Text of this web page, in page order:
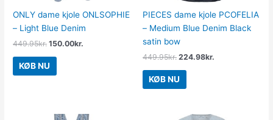
ONLY dame kjole ONLSOPHIE
– Light Blue Denim
449.95kr. 150.00kr.
KØB NU
PIECES dame kjole PCOFELIA
– Medium Blue Denim Black
satin bow
449.95kr. 224.98kr.
KØB NU
Den
Den